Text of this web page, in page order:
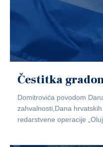
Čestitka
Domitrovića povodom
zahvalnosti,Dana
redarstvene operacije